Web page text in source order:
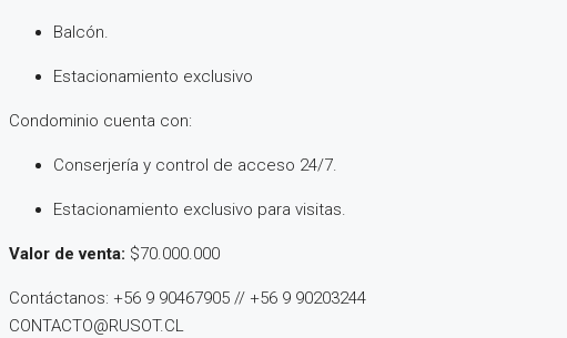
Balcón.
Estacionamiento exclusivo
Condominio cuenta con:
Conserjería y control de acceso 24/7.
Estacionamiento exclusivo para visitas.
Valor de venta: $70.000.000
Contáctanos: +56 9 90467905 // +56 9 90203244
CONTACTO@RUSOT.CL